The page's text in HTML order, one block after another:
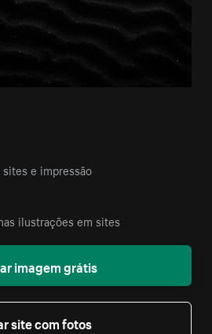
e impressão
ilustrações em sites
imagem grátis
site com fotos